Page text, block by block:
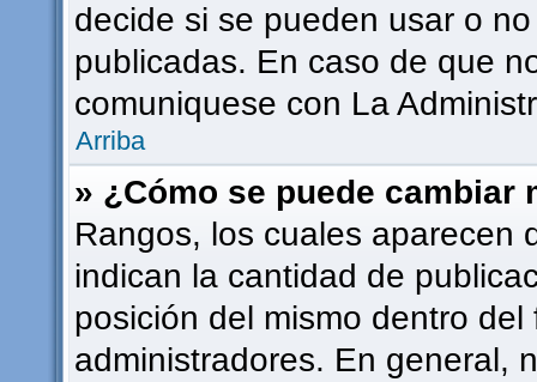
decide si se pueden usar o
publicadas. En caso de que
comuniquese con La
Arriba
» ¿Cómo se puede cambiar
Rangos, los cuales aparecen
indican la cantidad de
posición del mismo dentro
administradores. En general,